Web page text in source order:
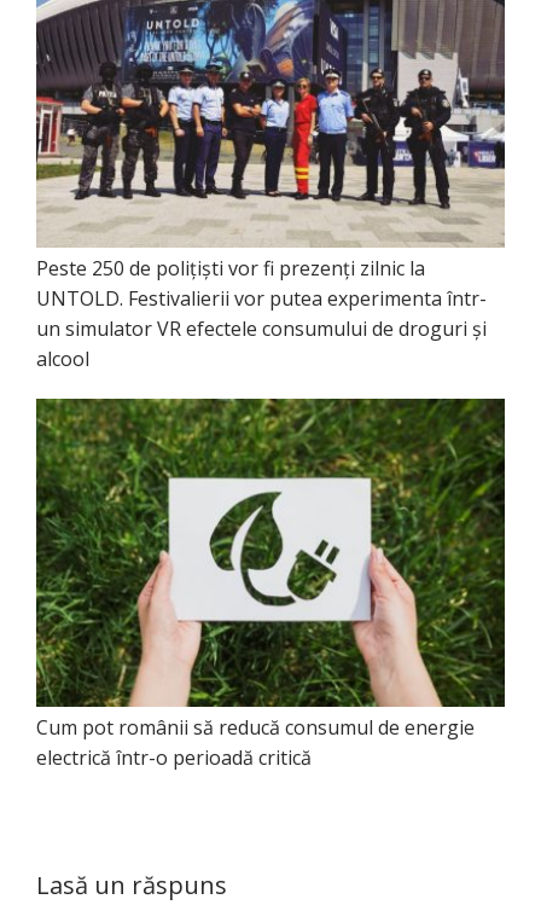
Peste 250 de polițiști vor fi prezenți zilnic la
UNTOLD. Festivalierii vor putea experimenta într-
un simulator VR efectele consumului de droguri și
alcool
Cum pot românii să reducă consumul de energie
electrică într-o perioadă critică
Lasă un răspuns